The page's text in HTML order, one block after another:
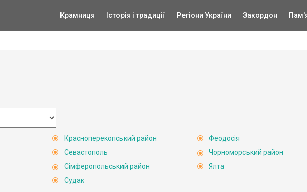
Крамниця Історія і традиції Регіони України Закордон
Красноперекопський район
Севастополь
Сімферопольський район
Судак
Феодосія
Чорноморський район
Ялта